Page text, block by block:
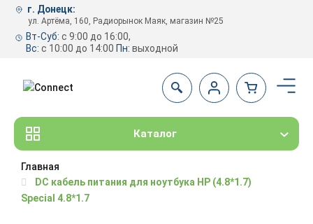
г. Донецк:
ул. Артёма, 160, Радиорынок Маяк, магазин №25
Вт-Суб: с 9:00 до 16:00,
Вс: с 10:00 до 14:00 Пн: выходной
Каталог
Главная
DC кабель питания для ноутбука HP (4.8*1.7)
Special 4.8*1.7